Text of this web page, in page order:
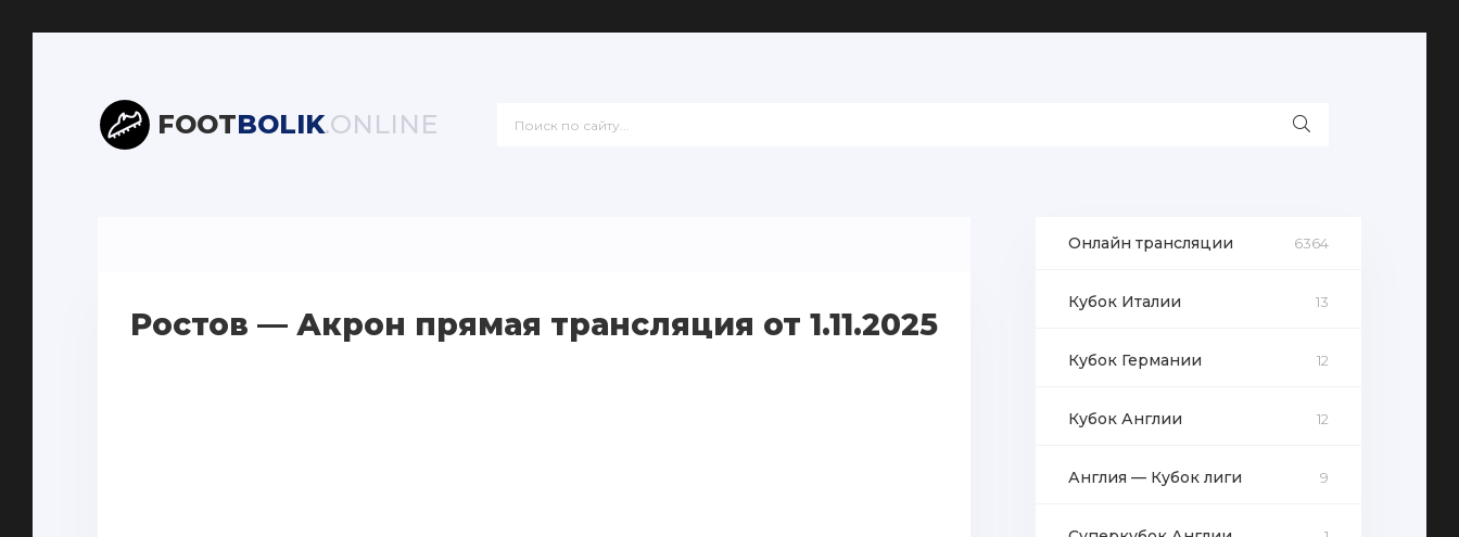
FOOTBOLIK.ONLINE
Ростов — Акрон прямая трансляция от 1.11.2025
Онлайн трансляции 6364
Кубок Италии 13
Кубок Германии 12
Кубок Англии 12
Англия — Кубок лиги 9